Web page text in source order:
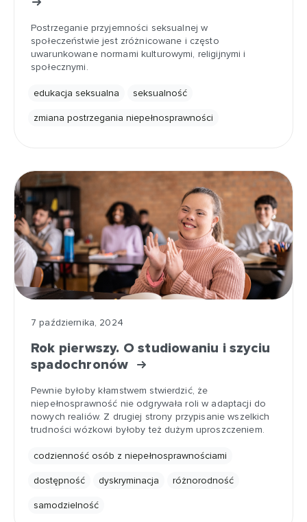
Postrzeganie przyjemności seksualnej w
społeczeństwie jest zróżnicowane i często
uwarunkowane normami kulturowymi, religijnymi i
społecznymi.
edukacja seksualna seksualność
zmiana postrzegania niepełnosprawności
7 października, 2024
Rok pierwszy. O studiowaniu i szyciu
spadochronów
Pewnie byłoby kłamstwem stwierdzić, że
niepełnosprawność nie odgrywała roli w adaptacji do
nowych realiów. Z drugiej strony przypisanie wszelkich
trudności wózkowi byłoby też dużym uproszczeniem.
codzienność osób z niepełnosprawnościami
dostępność dyskryminacja różnorodność
samodzielność